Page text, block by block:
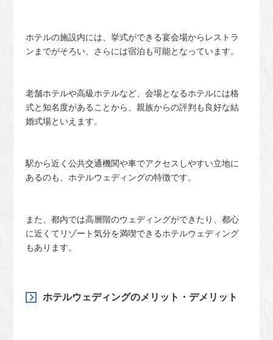
ホテルの施設内には、挙式ができる宴会場からレストラ
ンまでがそろい、さらには宿泊も可能となっています。
老舗ホテルや高級ホテルなど、会場となるホテルには格
式と知名度があることから、親族からの評判も良好な結
婚式場といえます。
駅から近く公共交通機関や車でアクセスしやすい立地に
あるのも、ホテルウェディングの特徴です。
また、都内では高層階のウェディングができたり、都心
に近くてリゾート気分を満喫できるホテルウェディング
もあります。
ホテルウェディングのメリット・デメリット